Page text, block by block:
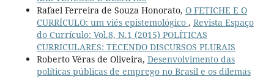
Rafael Ferreira de Souza Honorato, O FETICHE E O
CURRÍCULO: um viés epistemológico , Revista Espaço
do Currículo: Vol.8, N.1 (2015) POLÍTICAS
CURRICULARES: TECENDO DISCURSOS PLURAIS
Roberto Véras de Oliveira, Desenvolvimento das
políticas públicas de emprego no Brasil e os dilemas